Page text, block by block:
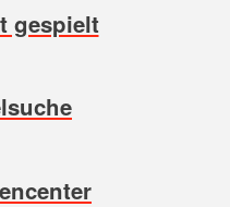
gespielt